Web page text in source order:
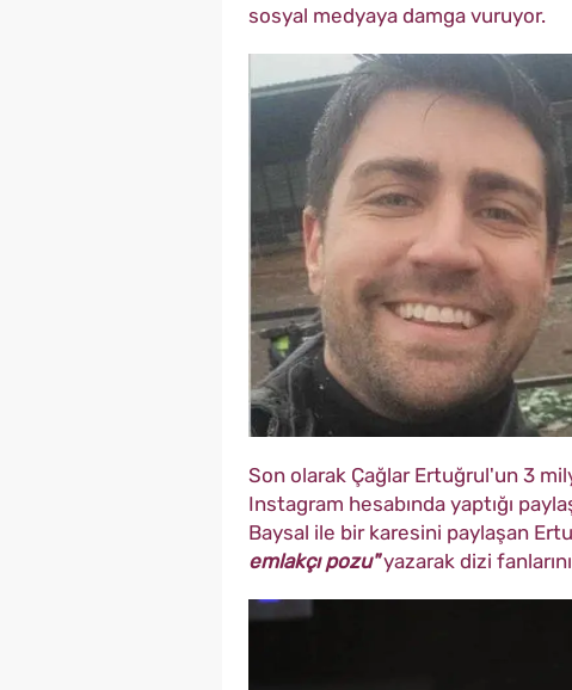
sosyal medyaya damga vuruyor.
Son olarak Çağlar Ertuğrul'un 3
Instagram hesabında yaptığı
Baysal ile bir karesini paylaşan
emlakçı pozu"yazarak dizi